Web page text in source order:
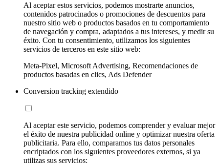
Al aceptar estos servicios, podemos mostrarte anuncios,
contenidos patrocinados o promociones de descuentos para
nuestro sitio web o productos basados en tu comportamiento
de navegación y compra, adaptados a tus intereses, y medir su
éxito. Con tu consentimiento, utilizamos los siguientes
servicios de terceros en este sitio web:
Meta-Pixel, Microsoft Advertising, Recomendaciones de
productos basadas en clics, Ads Defender
Conversion tracking extendido
Al aceptar este servicio, podemos comprender y evaluar mejor
el éxito de nuestra publicidad online y optimizar nuestra oferta
publicitaria. Para ello, comparamos tus datos personales
encriptados con los siguientes proveedores externos, si ya
utilizas sus servicios: